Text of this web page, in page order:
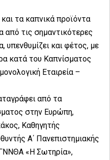
τα καπνικά προϊόντα
από τις σημαντικότερες
υπενθυμίζει και φέτος, με
κατά του Καπνίσματος
Εταιρεία –
από τα
στην Ευρώπη,
Καθηγητής
Α΄ Πανεπιστημιακής
«Η Σωτηρία»,